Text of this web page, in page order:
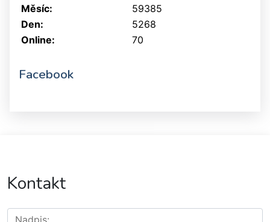
Online: 70
Měsíc:
59385
Den:
5268
Facebook
Kontakt